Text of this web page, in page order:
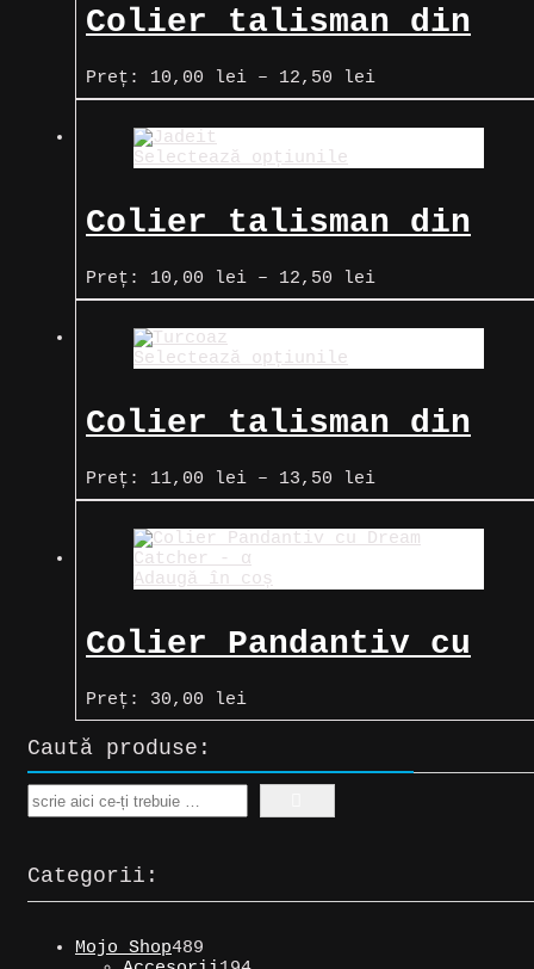
Colier talisman din
Onix negru
Preț: 10,00 lei – 12,50 leiInterval
de
Selectează opțiunile
Colier talisman din
Jadeit
Preț: 10,00 lei – 12,50 leiInterval
de
Selectează opțiunile
Colier talisman din
Turcoaz verde
Preț: 11,00 lei – 13,50 leiInterval
de
11,00 lei
Adaugă în coș
Colier Pandantiv cu
Dream Catcher – α
Preț: 30,00 lei
Caută produse:
Categorii:
Mojo Shop489